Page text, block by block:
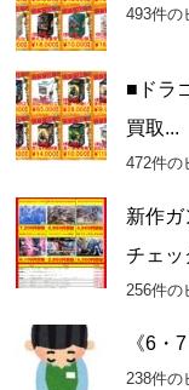
493件の
■ドラ
買取...
472件の
新作
チェッ
256件の
《6
238件の